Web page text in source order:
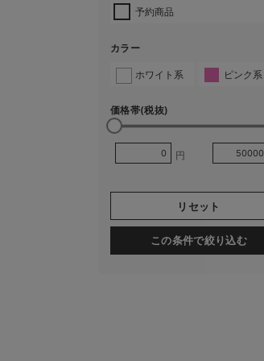
予約商品
カラー
ホワイト系 ピンク系
価格帯(税抜)
円
リセット
この条件で絞り込む